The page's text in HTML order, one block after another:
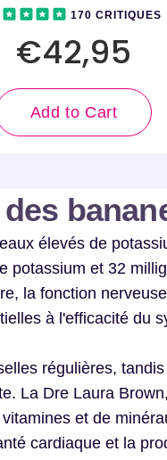
170 CRITIQUES
€42,95
Add to Cart
élevés de
potassium et 32
la fonction
à l'efficacité du
régulières,
La Dre Laura Brown,
et de
cardiaque et la